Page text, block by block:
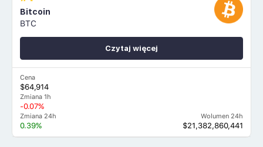
Bitcoin
BTC
Cena
$64,914
Zmiana 1h
-0.07%
Zmiana 24h
0.39%
Wolumen 24h
$21,382,860,441
Czytaj więcej